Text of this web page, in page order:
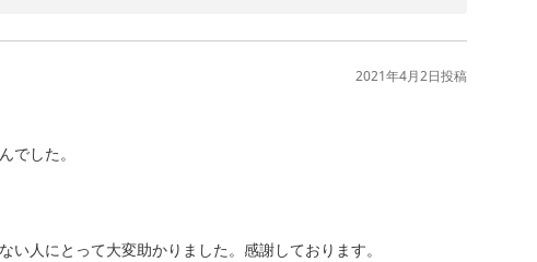
2021年4月2日投稿
でした。
人にとって大変助かりました。感謝しております。